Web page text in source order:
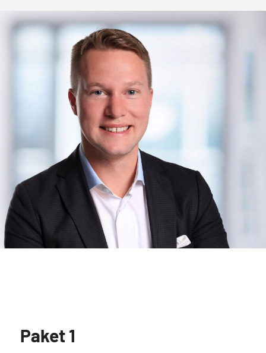
Paket 1